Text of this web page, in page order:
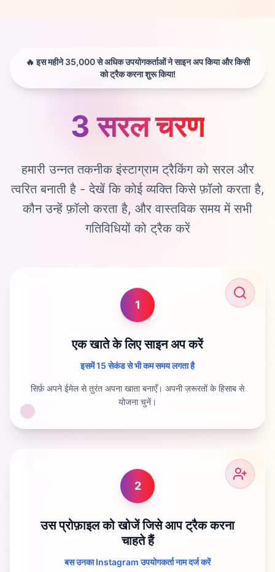
🔥 इस महीने 35,000 से अधिक उपयोगकर्ताओं ने साइन अप किया और किसी
को ट्रैक करना शुरू किया!
3 सरल चरण
हमारी उन्नत तकनीक इंस्टाग्राम ट्रैकिंग को सरल और
त्वरित बनाती है - देखें कि कोई व्यक्ति किसे फ़ॉलो करता है,
कौन उन्हें फ़ॉलो करता है, और वास्तविक समय में सभी
गतिविधियों को ट्रैक करें
1
एक खाते के लिए साइन अप करें
इसमें 15 सेकंड से भी कम समय लगता है
सिर्फ़ अपने ईमेल से तुरंत अपना खाता बनाएँ। अपनी ज़रूरतों के हिसाब से
योजना चुनें।
2
उस प्रोफ़ाइल को खोजें जिसे आप ट्रैक करना
चाहते हैं
बस उनका Instagram उपयोगकर्ता नाम दर्ज करें